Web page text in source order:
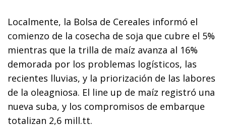
Localmente, la Bolsa de Cereales informó el
comienzo de la cosecha de soja que cubre el 5%
mientras que la trilla de maíz avanza al 16%
demorada por los problemas logísticos, las
recientes lluvias, y la priorización de las labores
de la oleagniosa. El line up de maíz registró una
nueva suba, y los compromisos de embarque
totalizan 2,6 mill.tt.